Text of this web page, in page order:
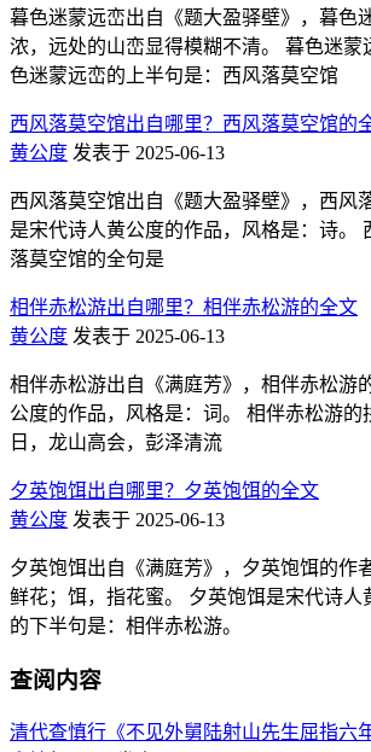
暮色迷蒙远峦出自《题大盈驿壁》，暮色
浓，远处的山峦显得模糊不清。 暮色迷蒙
色迷蒙远峦的上半句是：西风落莫空馆
西风落莫空馆出自哪里？西风落莫空馆的
黄公度 发表于 2025-06-13
西风落莫空馆出自《题大盈驿壁》，西风
是宋代诗人黄公度的作品，风格是：诗。
落莫空馆的全句是
相伴赤松游出自哪里？相伴赤松游的全文
黄公度 发表于 2025-06-13
相伴赤松游出自《满庭芳》，相伴赤松游
公度的作品，风格是：词。 相伴赤松游的
日，龙山高会，彭泽清流
夕英饱饵出自哪里？夕英饱饵的全文
黄公度 发表于 2025-06-13
夕英饱饵出自《满庭芳》，夕英饱饵的作
鲜花；饵，指花蜜。 夕英饱饵是宋代诗
的下半句是：相伴赤松游。
查阅内容
清代查慎行《不见外舅陆射山先生屈指六